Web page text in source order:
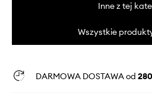
Inne z tej
Wszystkie
DARMOWA DOSTAWA od